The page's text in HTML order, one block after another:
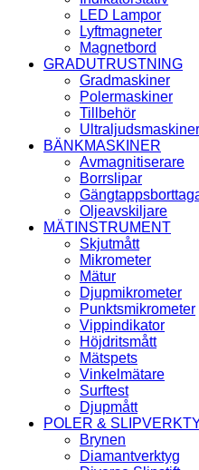
LED Lampor
Lyftmagneter
Magnetbord
GRADUTRUSTNING
Gradmaskiner
Polermaskiner
Tillbehör
Ultraljudsmaskiner
BÄNKMASKINER
Avmagnitiserare
Borrslipar
Oljeavskiljare
MÄTINSTRUMENT
Skjutmått
Mikrometer
Mätur
Djupmikrometer
Punktsmikrometer
Vippindikator
Höjdritsmått
Mätspets
Vinkelmätare
Surftest
Djupmått
POLER &
Brynen
Diamantverktyg